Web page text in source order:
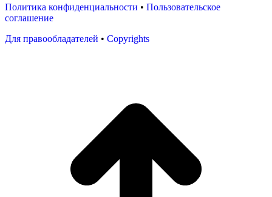
Политика конфиденциальности • Пользовательское
соглашение
Для правообладателей • Copyrights